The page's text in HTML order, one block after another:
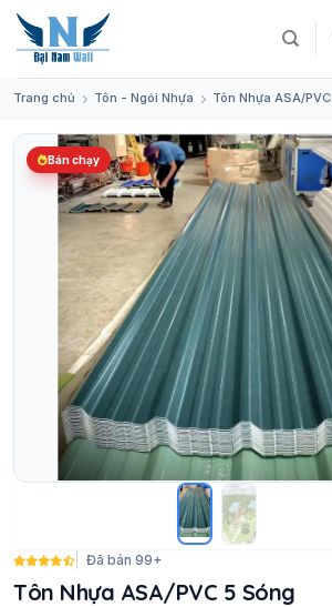
Skip
content
Trang chủ Tôn - Ngói Nhựa Tôn Nhựa ASA/PVC
Bán chạy
Đã bán 99+
Tôn Nhựa ASA/PVC 5 Sóng